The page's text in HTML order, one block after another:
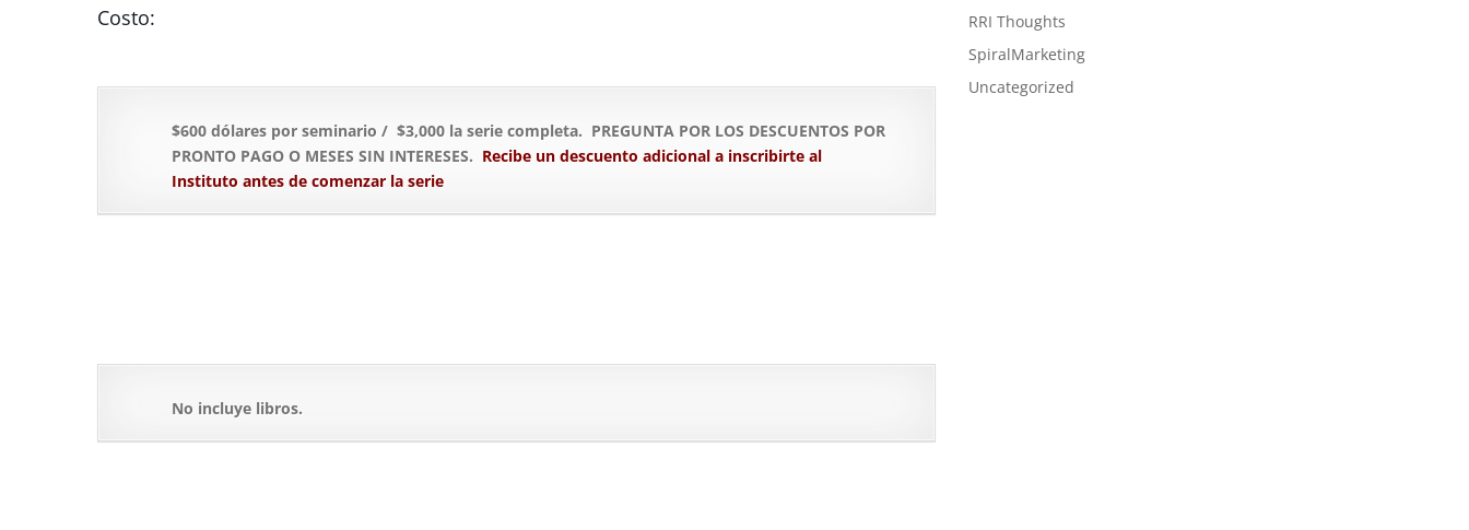
Costo:
$600 dólares por seminario / $3,000 la serie completa. PREGUNTA POR LOS DESCUENTOS POR
PRONTO PAGO O MESES SIN INTERESES. Recibe un descuento adicional a inscribirte al
Instituto antes de comenzar la serie
No incluye libros.
RRI Thoughts
SpiralMarketing
Uncategorized